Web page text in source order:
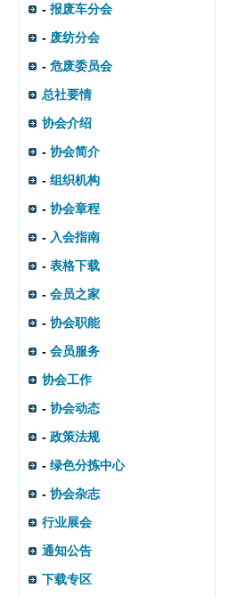
- 报废车分会
- 废纺分会
- 危废委员会
总社要情
协会介绍
- 协会简介
- 组织机构
- 协会章程
- 入会指南
- 表格下载
- 会员之家
- 协会职能
- 会员服务
协会工作
- 协会动态
- 政策法规
- 绿色分拣中心
- 协会杂志
行业展会
通知公告
下载专区